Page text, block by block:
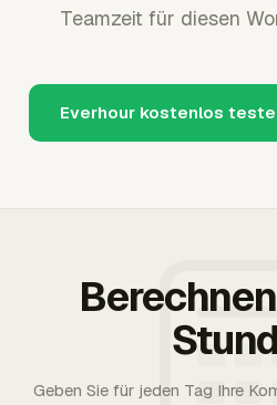
Teamzeit für diesen
Everhour kostenlos
Geben Sie für jeden Tag Ihre